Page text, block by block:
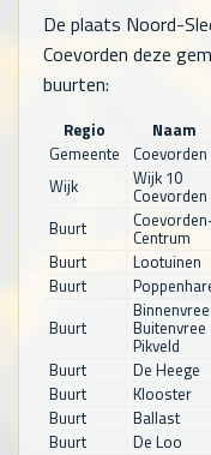
De plaats Noord-
Coevorden deze
buurten:
Regio Naam
Gemeente
Coevorden
Wijk
Wijk 10
Coevorden
Buurt
Centrum
Buurt
Lootuinen
Buurt
Buurt
Binnenvree
Buitenvree
Pikveld
Buurt
De Heege
Buurt
Klooster
Buurt
Ballast
Buurt
De Loo